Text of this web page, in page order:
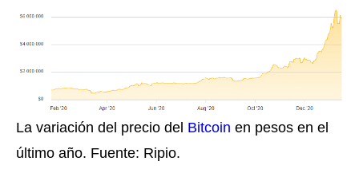
La variación del precio del Bitcoin en pesos en el
último año. Fuente: Ripio.